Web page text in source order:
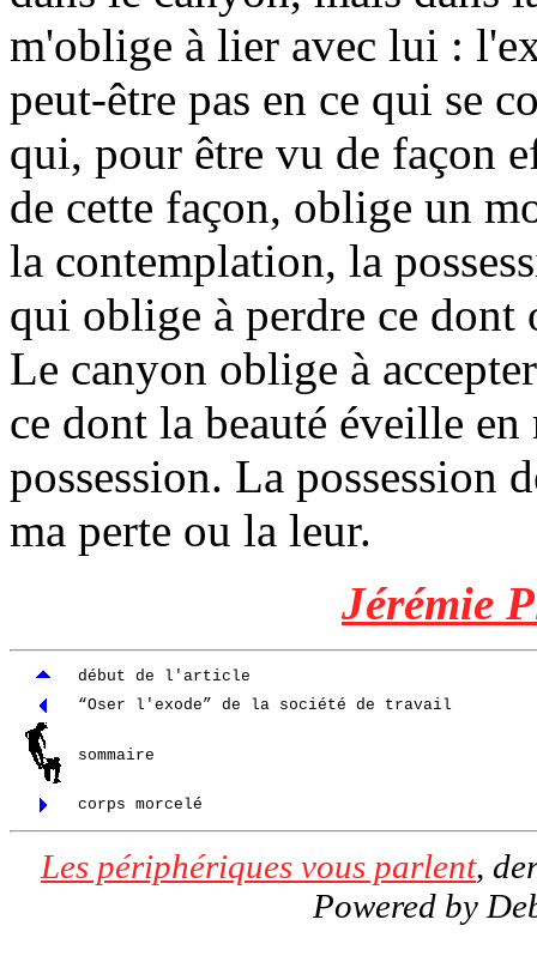
m'oblige à lier avec lui :
peut-être pas en ce qui se
qui, pour être vu de façon
de cette façon, oblige un
la contemplation, la
qui oblige à perdre ce dont
Le canyon oblige à
ce dont la beauté éveille en
possession. La possession
ma perte ou la leur.
Jérémie
début de l'article
“Oser l'exode” de la société de travail
sommaire
corps morcelé
Les périphériques vous parlent,
Powered by